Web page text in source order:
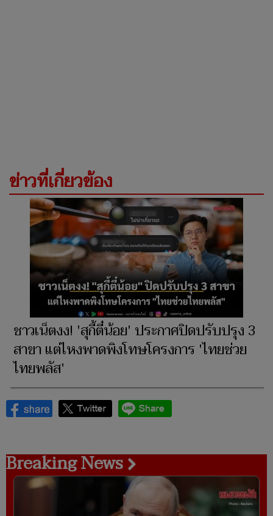
ข่าวที่เกี่ยวข้อง
ชาวเน็ตงง! 'สุกี้ตี๋น้อย' ประกาศปิดปรับปรุง 3
สาขา แต่ไหงพาดพิงโทษโครงการ 'ไทยช่วย
ไทยพลัส'
Breaking News